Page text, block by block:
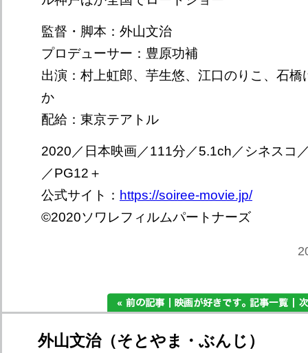
監督・脚本：外山文治
プロデューサー：豊原功補
出演：村上虹郎、芋生悠、江口のりこ、石橋
か
配給：東京テアトル
2020／日本映画／111分／5.1ch／シネスコ
／PG12＋
公式サイト： https://soiree-movie.jp/
©️2020ソワレフィルムパートナーズ
外山文治（そとやま・ぶんじ）